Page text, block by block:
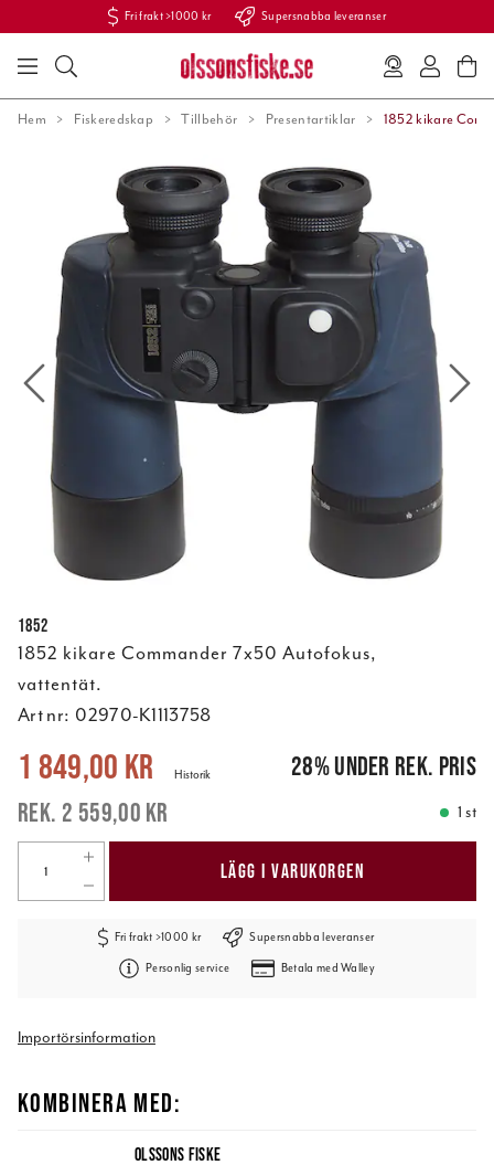
Fri frakt >1000 kr Supersnabba leveranser
Hem Fiskeredskap Tillbehör Presentartiklar 1852 kikare
1852
1852 kikare Commander 7x50 Autofokus,
vattentät.
Art nr: 02970-K1113758
Nuvarande pris: 1 849,00 kr 2 559,00 kr
1 849,00 kr
2 559,00 kr
Historik 28%under rek. pris
1 st
LÄGG I VARUKORGEN
Fri frakt >1000 kr Supersnabba leveranser
Personlig service Betala med Walley
Importörsinformation
KOMBINERA MED:
OLSSONS FISKE